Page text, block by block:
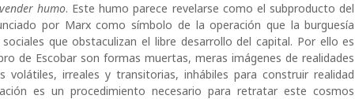
vender humo. Este humo parece revelarse como el subproducto del
por Marx como símbolo de la operación que la burguesía
que obstaculizan el libre desarrollo del capital. Por ello es
de Escobar son formas muertas, meras imágenes de realidades
volátiles, irreales y transitorias, inhábiles para construir realidad
es un procedimiento necesario para retratar este cosmos